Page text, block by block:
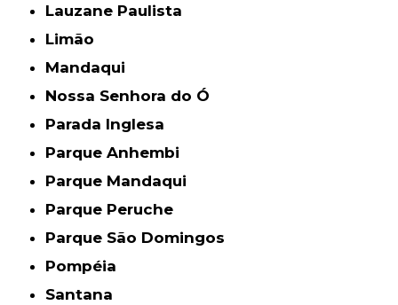
Lauzane Paulista
Limão
Mandaqui
Nossa Senhora do Ó
Parada Inglesa
Parque Anhembi
Parque Mandaqui
Parque Peruche
Parque São Domingos
Pompéia
Santana